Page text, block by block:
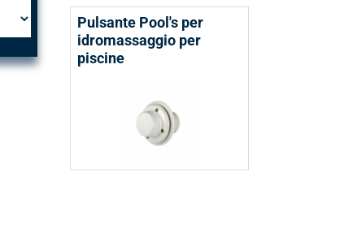
Pulsante Pool's per
idromassaggio per
piscine